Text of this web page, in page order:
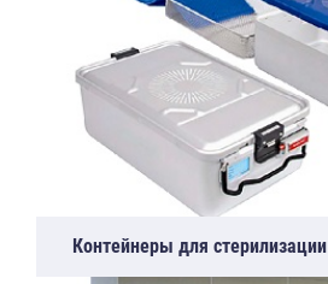
Контейнеры для стерилизации